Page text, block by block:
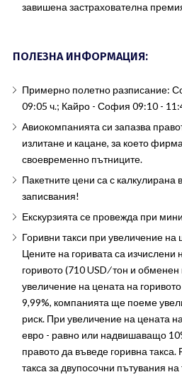
завишена застрахователна
ПОЛЕЗНА ИНФОРМАЦИЯ:
Примерно полетно разписание:
09:05 ч.; Кайро - София 09:10 -
Авиокомпанията си запазва
излитане и кацане, за което
своевременно пътниците.
Пакетните цени са с калкулирана
записвания!
Екскурзията се провежда при
Горивни такси при увеличение на
Цените на горивата са изчислени
горивото (710 USD ∕ тон и обменен
увеличение на цената на
9,99%, компанията ще поеме
риск. При увеличение на цената
евро - равно или надвишаващо
правото да въведе горивна
такса за двупосочни пътувания